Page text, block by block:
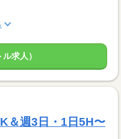
求人）
＆週3日・1日5H〜